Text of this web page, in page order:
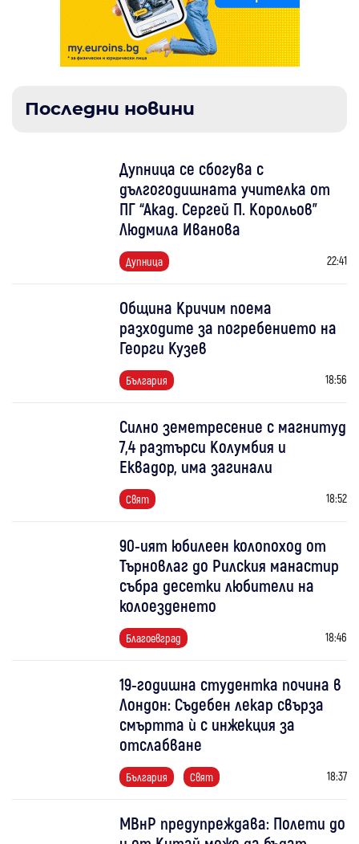
Последни новини
Дупница се сбогува с
дългогодишната учителка от
ПГ “Акад. Сергей П. Корольов"
Людмила Иванова
Дупница 22:41
Община Кричим поема
разходите за погребението на
Георги Кузев
България 18:56
Силно земетресение с магнитуд
7,4 разтърси Колумбия и
Еквадор, има загинали
Свят 18:52
90-ият юбилеен колопоход от
Търновлаг до Рилския манастир
събра десетки любители на
колоезденето
Благоевград 18:46
19-годишна студентка почина в
Лондон: Съдебен лекар свърза
смъртта ѝ с инжекция за
отслабване
България Свят 18:37
МВнР предупреждава: Полети до